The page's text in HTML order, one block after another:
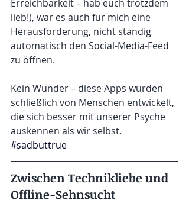
Erreichbarkeit – hab euch trotzdem
lieb!), war es auch für mich eine
Herausforderung, nicht ständig
automatisch den Social-Media-Feed
zu öffnen.
Kein Wunder – diese Apps wurden
schließlich von Menschen entwickelt,
die sich besser mit unserer Psyche
auskennen als wir selbst.
#sadbuttrue
Zwischen Technikliebe und
Offline-Sehnsucht